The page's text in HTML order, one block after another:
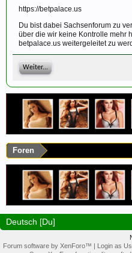
https://betpalace.us
Du bist dabei Sachsenforum zu
über die wir keine Kontrolle mehr
betpalace.us weitergeleitet zu
Weiter...
Foren
Deutsch [Du]
Forum software by XenForo™ | Login as